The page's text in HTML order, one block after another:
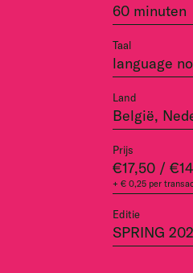
60 minuten
Taal
language
Land
België,
Prijs
€17,50 /
+ € 0,25 per
Editie
SPRING